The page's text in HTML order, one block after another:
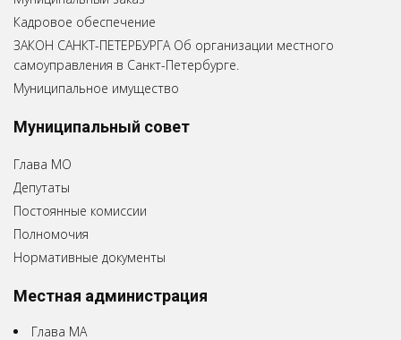
Кадровое обеспечение
ЗАКОН САНКТ-ПЕТЕРБУРГА Об организации местного
самоуправления в Санкт-Петербурге.
Муниципальное имущество
Муниципальный совет
Глава МО
Депутаты
Постоянные комиссии
Полномочия
Нормативные документы
Местная администрация
Глава МА